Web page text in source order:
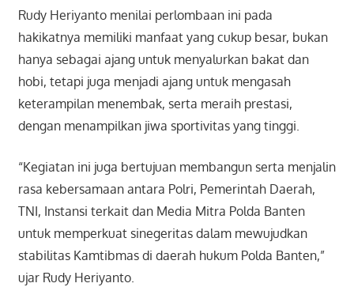
Rudy Heriyanto menilai perlombaan ini pada
hakikatnya memiliki manfaat yang cukup besar, bukan
hanya sebagai ajang untuk menyalurkan bakat dan
hobi, tetapi juga menjadi ajang untuk mengasah
keterampilan menembak, serta meraih prestasi,
dengan menampilkan jiwa sportivitas yang tinggi.
“Kegiatan ini juga bertujuan membangun serta menjalin
rasa kebersamaan antara Polri, Pemerintah Daerah,
TNI, Instansi terkait dan Media Mitra Polda Banten
untuk memperkuat sinegeritas dalam mewujudkan
stabilitas Kamtibmas di daerah hukum Polda Banten,”
ujar Rudy Heriyanto.